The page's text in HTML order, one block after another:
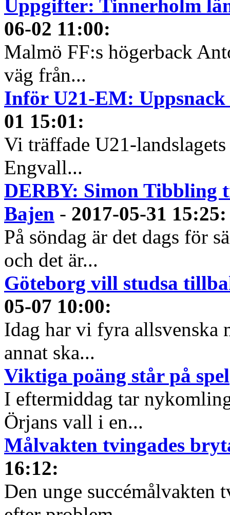
Uppgifter: Tinnerholm
06-02 11:00:
Malmö FF:s högerback
väg från...
Inför U21-EM:
01 15:01:
Vi träffade U21-
Engvall...
DERBY: Simon Tibbling
Bajen - 2017-05-31 15:25:
På söndag är det dags för
och det är...
Göteborg vill studsa
05-07 10:00:
Idag har vi fyra allsvenska
annat ska...
Viktiga poäng står på spel
I eftermiddag tar
Örjans vall i en...
Målvakten tvingades
16:12:
Den unge succémålvakten